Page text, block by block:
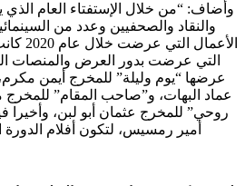
وأضاف: “من خلال الإستفتاء العام
والنقاد والصحفيين وعدد من
التي عرضت بدور العرض والمنصات
عرضها “يوم وليلة” للمخرج أيمن
عماد البهات، و”صاحب المقام” للمخرج
روحي” للمخرج عثمان أبو لبن،
أمير رمسيس، لتكون أفلام الدورة الـ47 من